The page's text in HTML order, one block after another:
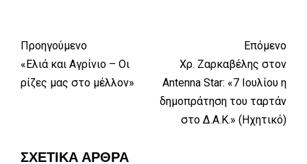
Προηγούμενο
«Ελιά και Αγρίνιο – Οι
ρίζες μας στο μέλλον»
Επόμενο
Χρ. Ζαρκαβέλης στον
Antenna Star: «7 Ιουλίου η
δημοπράτηση του ταρτάν
στο Δ.Α.Κ.» (Ηχητικό)
ΣΧΕΤΙΚΆ ΆΡΘΡΑ